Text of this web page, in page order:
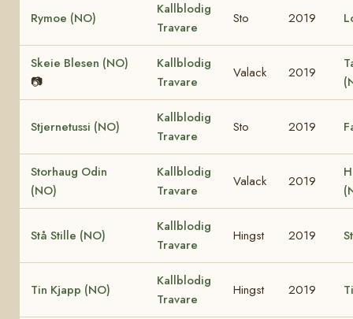
Rymoe (NO)
Kallblodig
Travare
Sto 2019
Skeie Blesen (NO)
📷
Kallblodig
Travare
Valack 2019
Stjernetussi (NO)
Kallblodig
Travare
Sto 2019
Storhaug Odin
(NO)
Kallblodig
Travare
Valack 2019
Stå Stille (NO)
Kallblodig
Travare
Hingst 2019
Tin Kjapp (NO)
Kallblodig
Travare
Hingst 2019